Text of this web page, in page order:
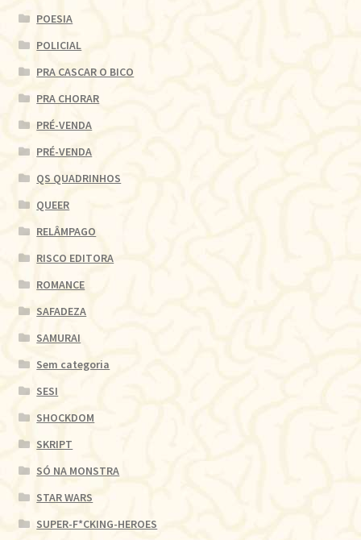
POESIA
POLICIAL
PRA CASCAR O BICO
PRA CHORAR
PRÉ-VENDA
PRÉ-VENDA
QS QUADRINHOS
QUEER
RELÂMPAGO
RISCO EDITORA
ROMANCE
SAFADEZA
SAMURAI
Sem categoria
SESI
SHOCKDOM
SKRIPT
SÓ NA MONSTRA
STAR WARS
SUPER-F*CKING-HEROES